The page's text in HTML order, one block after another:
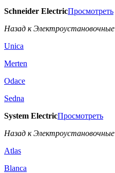
Schneider ElectricПросмотреть
Назад к Электроустановочные
Unica
Merten
Odace
Sedna
System ElectricПросмотреть
Назад к Электроустановочные
Atlas
Blanca